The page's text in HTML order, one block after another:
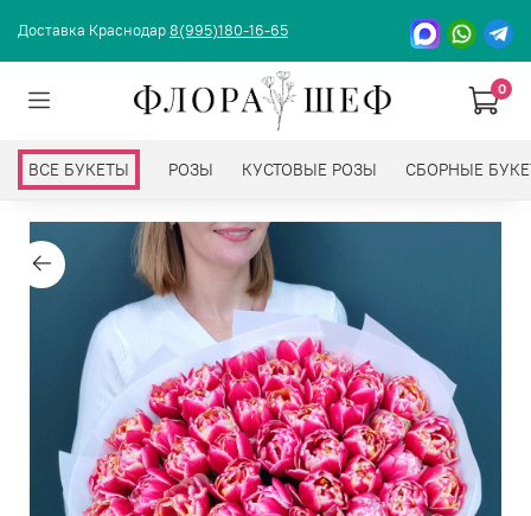
Доставка Краснодар8(995)180-16-65
0
ВСЕ БУКЕТЫ РОЗЫ КУСТОВЫЕ РОЗЫ СБОРНЫЕ